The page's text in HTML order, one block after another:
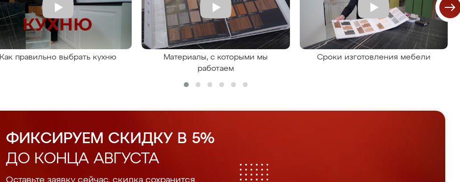
Как правильно выбрать кухню
Материалы, с которыми мы
работаем
Сроки изготовления мебели
ФИКСИРУЕМ СКИДКУ В 5%
ДО КОНЦА АВГУСТА
Оставьте заявку сейчас, скидка сохранится.